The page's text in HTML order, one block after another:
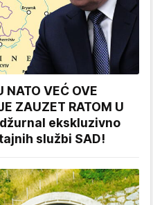
NATO VEĆ OVE
ZAUZET RATOM U
ekskluzivno
službi SAD!